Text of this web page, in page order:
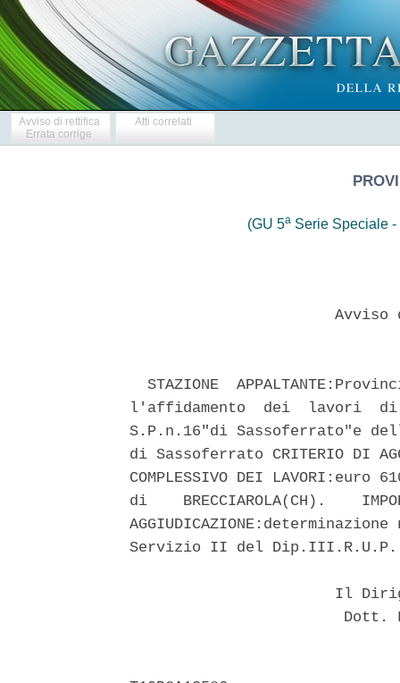
Avviso di rettifica
Errata corrige
Atti correlati
(GU 5aSerie Speciale -
STAZIONE
l'affidamento  dei  lavori  di
S.P.n.16"di Sassoferrato"e
di Sassoferrato CRITERIO DI
COMPLESSIVO DEI LAVORI:euro
di    BRECCIAROLA(CH).
Servizio II del
Il